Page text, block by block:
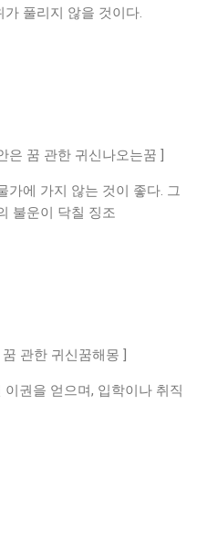
풀리지 않을 것이다.
은 꿈 관한 귀신나오는꿈 ]
가에 가지 않는 것이 좋다. 그
불운이 닥칠 징조
관한 귀신꿈해몽 ]
권을 얻으며, 입학이나 취직